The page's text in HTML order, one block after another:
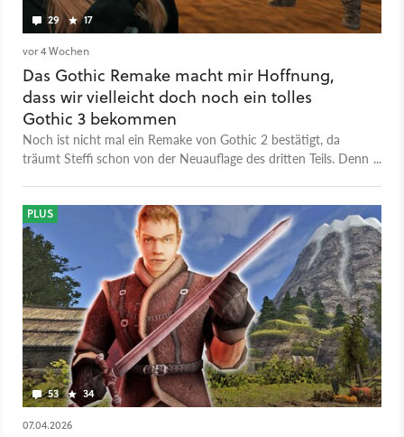
29 17
vor 4 Wochen
Das Gothic Remake macht mir Hoffnung,
dass wir vielleicht doch noch ein tolles
Gothic 3 bekommen
Noch ist nicht mal ein Remake von Gothic 2 bestätigt, da
träumt Steffi schon von der Neuauflage des dritten Teils. Denn
53 34
PLUS
07.04.2026